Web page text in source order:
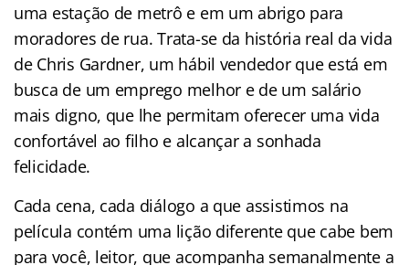
uma estação de metrô e em um abrigo para
moradores de rua. Trata-se da história real da vida
de Chris Gardner, um hábil vendedor que está em
busca de um emprego melhor e de um salário
mais digno, que lhe permitam oferecer uma vida
confortável ao filho e alcançar a sonhada
felicidade.
Cada cena, cada diálogo a que assistimos na
película contém uma lição diferente que cabe bem
para você, leitor, que acompanha semanalmente a